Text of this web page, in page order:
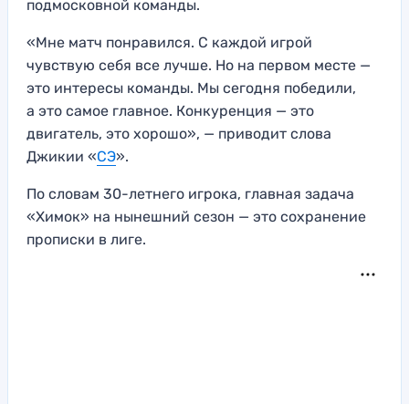
подмосковной команды.
«Мне матч понравился. С каждой игрой
чувствую себя все лучше. Но на первом месте —
это интересы команды. Мы сегодня победили,
а это самое главное. Конкуренция — это
двигатель, это хорошо», — приводит слова
Джикии «СЭ».
По словам 30-летнего игрока, главная задача
«Химок» на нынешний сезон — это сохранение
прописки в лиге.